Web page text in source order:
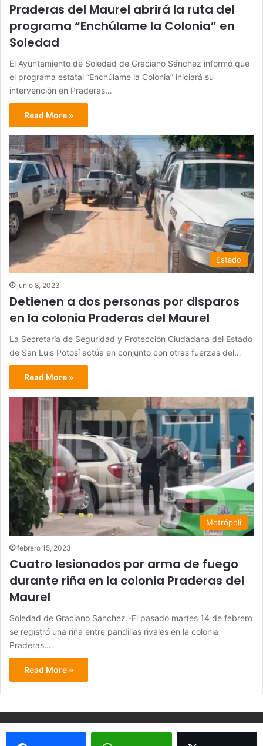
Praderas del Maurel abrirá la ruta del
programa “Enchúlame la Colonia” en
Soledad
El Ayuntamiento de Soledad de Graciano Sánchez informó que
el programa estatal “Enchúlame la Colonia” iniciará su
intervención en Praderas…
Read More »
Estado
junio 8, 2023
Detienen a dos personas por disparos
en la colonia Praderas del Maurel
La Secretaría de Seguridad y Protección Ciudadana del Estado
de San Luis Potosí actúa en conjunto con otras fuerzas del…
Read More »
Metrópoli
febrero 15, 2023
Cuatro lesionados por arma de fuego
durante riña en la colonia Praderas del
Maurel
Soledad de Graciano Sánchez.-El pasado martes 14 de febrero
se registró una riña entre pandillas rivales en la colonia
Praderas…
Read More »
© Copyright 2026, Todos los derechos reservados - Metrópoli